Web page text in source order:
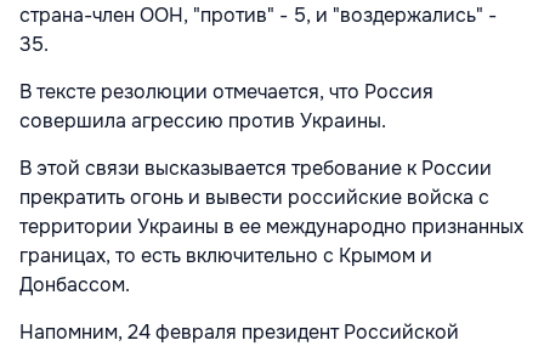
страна-член ООН, "против" - 5, и "воздержались" -
35.
В тексте резолюции отмечается, что Россия
совершила агрессию против Украины.
В этой связи высказывается требование к России
прекратить огонь и вывести российские войска с
территории Украины в ее международно признанных
границах, то есть включительно с Крымом и
Донбассом.
Напомним, 24 февраля президент Российской